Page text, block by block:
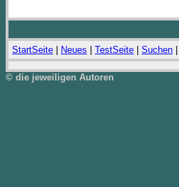
StartSeite Neues TestSeite Suchen
© die jeweiligen Autoren